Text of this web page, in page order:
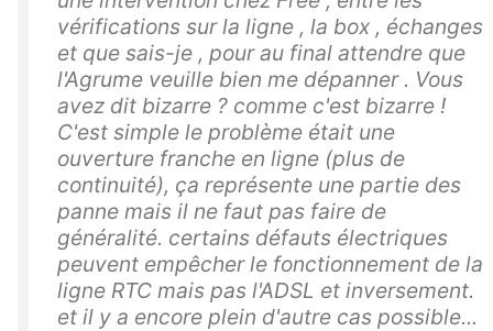
vérifications sur la ligne , la box , échanges
et que sais-je , pour au final attendre que
l'Agrume veuille bien me dépanner . Vous
avez dit bizarre ? comme c'est bizarre !
C'est simple le problème était une
ouverture franche en ligne (plus de
continuité), ça représente une partie des
panne mais il ne faut pas faire de
généralité. certains défauts électriques
peuvent empêcher le fonctionnement de la
ligne RTC mais pas l'ADSL et inversement.
et il y a encore plein d'autre cas possible...